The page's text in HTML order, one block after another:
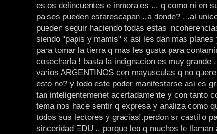
estos delincuentes e inmorales ... q como ni en
paises pueden estarescapan ..a donde? ...al
pueden seguir haciendo todas estas
siendo "papis y mamis" x asi les dan mas planes
para tomar la tierra q mas les gusta para
cosecharla ! basta la indignacion es muy grande
varios ARGENTINOS con mayusculas q no
esto no? y todo este poder manifestarse asi es
tan inteligentemenet acertadamente y con tanto
tema nos hace sentir q expresa y analiza como
todos sus lectores y gracias!.perdon sr castillo
sinceridad EDU .. porque leo q muchos le llaman